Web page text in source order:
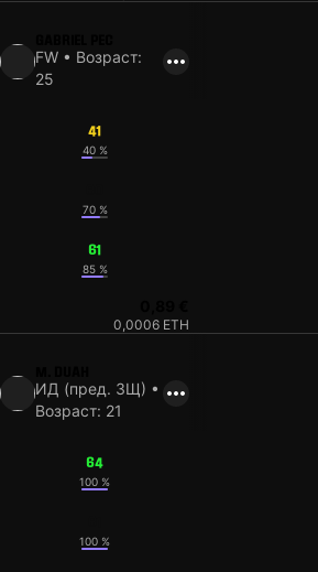
FW • Возраст:
25
41
40 %
70 %
61
85 %
0,0006 ETH
ИД (пред. ЗЩ) •
Возраст: 21
64
100 %
100 %